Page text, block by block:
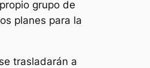
grupo de
planes para la
trasladarán a